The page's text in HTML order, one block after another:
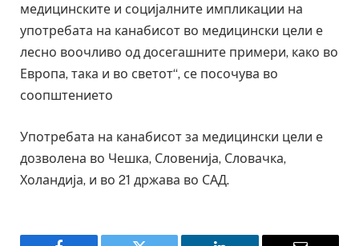
медицинските и социјалните импликации на
употребата на канабисот во медицински цели е
лесно воочливо од досегашните примери, како во
Европа, така и во светот“, се посочува во
соопштението
Употребата на канабисот за медицински цели е
дозволена во Чешка, Словенија, Словачка,
Холандија, и во 21 држава во САД.